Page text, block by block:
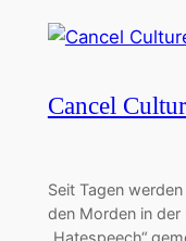
Cancel
Seit Tagen
den Morden in der
„Hatespeech“